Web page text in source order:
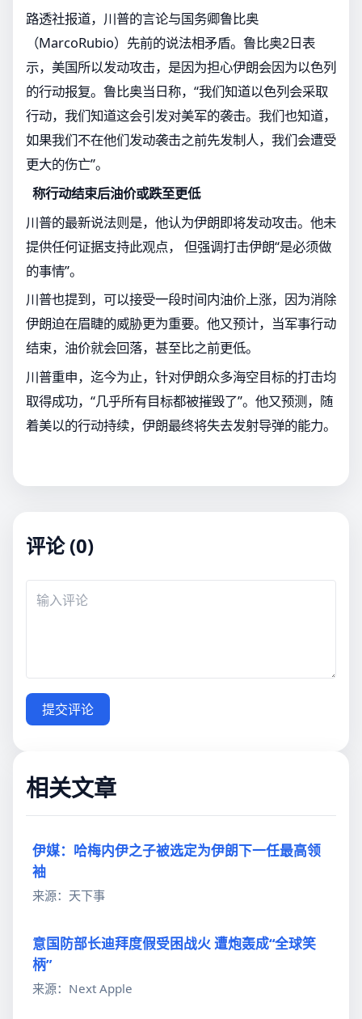
路透社报道，川普的言论与国务卿鲁比奥
（MarcoRubio）先前的说法相矛盾。鲁比奥2日表
示，美国所以发动攻击，是因为担心伊朗会因为以色列
的行动报复。鲁比奥当日称，“我们知道以色列会采取
行动，我们知道这会引发对美军的袭击。我们也知道，
如果我们不在他们发动袭击之前先发制人，我们会遭受
更大的伤亡”。
称行动结束后油价或跌至更低
川普的最新说法则是，他认为伊朗即将发动攻击。他未
提供任何证据支持此观点， 但强调打击伊朗“是必须做
的事情”。
川普也提到，可以接受一段时间内油价上涨，因为消除
伊朗迫在眉睫的威胁更为重要。他又预计，当军事行动
结束，油价就会回落，甚至比之前更低。
川普重申，迄今为止，针对伊朗众多海空目标的打击均
取得成功，“几乎所有目标都被摧毁了”。他又预测，随
着美以的行动持续，伊朗最终将失去发射导弹的能力。
评论 (0)
提交评论
相关文章
伊媒：哈梅内伊之子被选定为伊朗下一任最高领
袖
来源：天下事
意国防部长迪拜度假受困战火 遭炮轰成“全球笑
柄”
来源：Next Apple